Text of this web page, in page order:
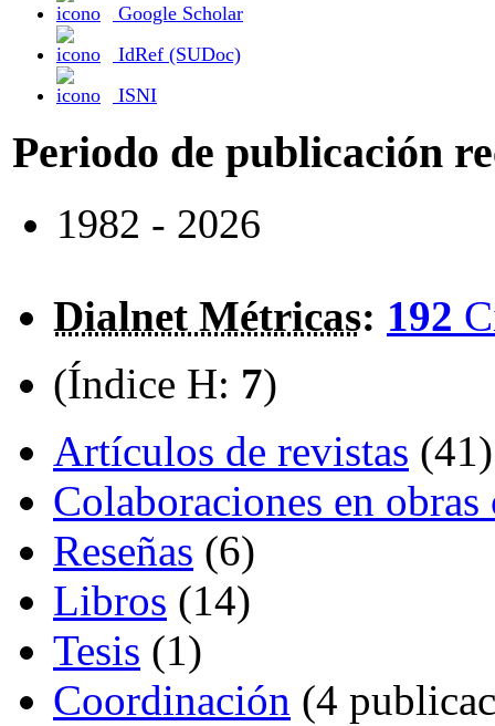
Google Scholar
IdRef (SUDoc)
ISNI
Periodo de publicación
1982 - 2026
Dialnet Métricas: 192
(Índice H: 7)
Artículos de revistas (41)
Colaboraciones en
Reseñas (6)
Libros (14)
Tesis (1)
Coordinación (4